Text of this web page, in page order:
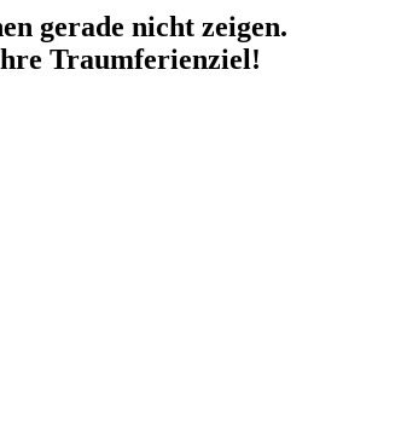
gerade nicht zeigen.
Traumferienziel!